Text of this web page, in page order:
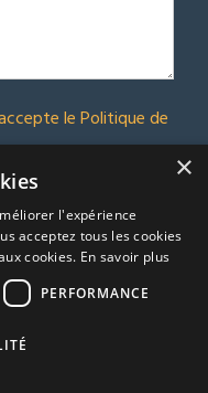
lePolitique de
- 2026
×
l'expérience
acceptez tous les cookies
cookies. En savoir plus
PERFORMANCE